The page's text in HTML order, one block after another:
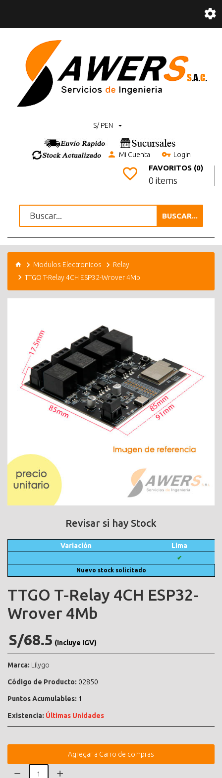
S/ PEN
Mi Cuenta Login
FAVORITOS (0)
0 items
BUSCAR...
Modulos Electronicos
Relay
TTGO T-Relay 4CH ESP32-Wrover 4Mb
Revisar si hay Stock
Variación Lima
✔
Nuevo stock solicitado
TTGO T-Relay 4CH ESP32-
Wrover 4Mb
S/68.5 (incluye IGV)
Marca: Lilygo
Código de Producto: 02850
Puntos Acumulables: 1
Existencia: Últimas Unidades
Agregar a Carro de compras